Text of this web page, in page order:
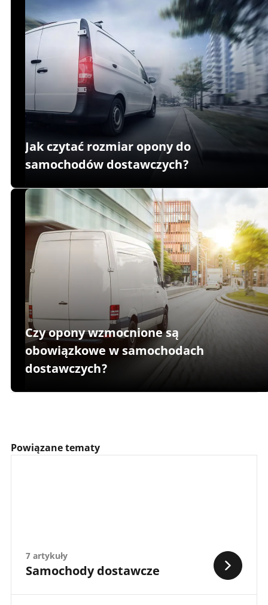
Jak czytać rozmiar opony do
samochodów dostawczych?
Czy opony wzmocnione są
obowiązkowe w samochodach
dostawczych?
Powiązane tematy
7 artykuły
Samochody dostawcze